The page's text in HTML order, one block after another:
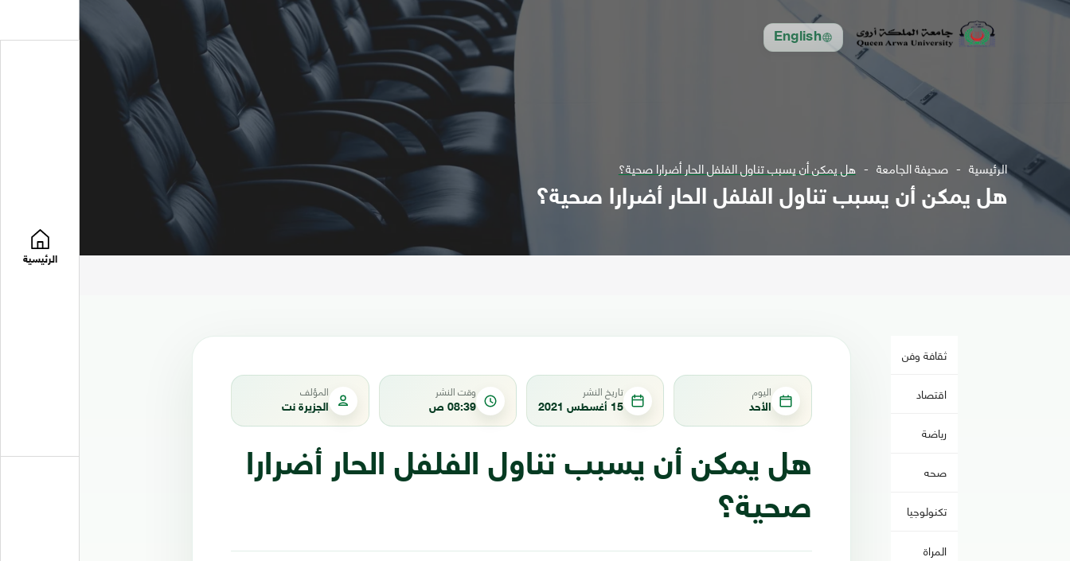
English
الرئيسية
الرئيسية صحيفة الجامعة هل يمكن أن يسبب تناول الفلفل الحار أضرارا صحية؟
هل يمكن أن يسبب تناول الفلفل الحار أضرارا صحية؟
ثقافة وفن
اقتصاد
رياضة
صحه
تكنولوجيا
المراة
اليوم
الأحد
تاريخ النشر
15 أغسطس 2021
وقت النشر
08:39 ص
المؤلف
الجزيرة نت
هل يمكن أن يسبب تناول الفلفل الحار أضرارا
صحية؟